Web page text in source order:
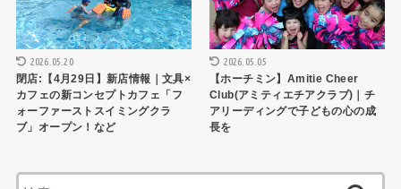
2026.05.20
閉店:【4月29日】新店情報｜文具×
カフェの新コンセプトカフェ「フ
ォーファーストスイミングクラ
ブ」オープン！など
2026.05.05
【ホーチミン】Amitie Cheer
Club(アミティエチアクラブ)｜チ
アリーディングで子どもの心の成
長を